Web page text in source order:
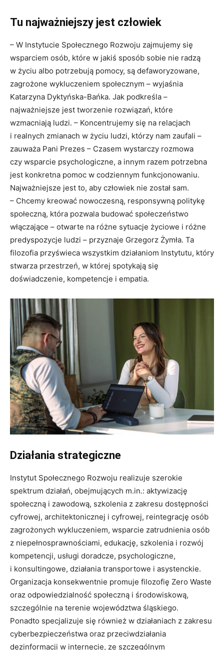
Tu najważniejszy jest człowiek
– W Instytucie Społecznego Rozwoju zajmujemy się
wsparciem osób, które w jakiś sposób sobie nie radzą
w życiu albo potrzebują pomocy, są defaworyzowane,
zagrożone wykluczeniem społecznym – wyjaśnia
Katarzyna Dyktyńska-Bańka. Jak podkreśla –
najważniejsze jest tworzenie rozwiązań, które
wzmacniają ludzi. – Koncentrujemy się na relacjach
i realnych zmianach w życiu ludzi, którzy nam zaufali –
zauważa Pani Prezes – Czasem wystarczy rozmowa
czy wsparcie psychologiczne, a innym razem potrzebna
jest konkretna pomoc w codziennym funkcjonowaniu.
Najważniejsze jest to, aby człowiek nie został sam.
– Chcemy kreować nowoczesną, responsywną politykę
społeczną, która pozwala budować społeczeństwo
włączające – otwarte na różne sytuacje życiowe i różne
predyspozycje ludzi – przyznaje Grzegorz Żymła. Ta
filozofia przyświeca wszystkim działaniom Instytutu, który
stwarza przestrzeń, w której spotykają się
doświadczenie, kompetencje i empatia.
Działania strategiczne
Instytut Społecznego Rozwoju realizuje szerokie
spektrum działań, obejmujących m.in.: aktywizację
społeczną i zawodową, szkolenia z zakresu dostępności
cyfrowej, architektonicznej i cyfrowej, reintegrację osób
zagrożonych wykluczeniem, wsparcie zatrudnienia osób
z niepełnosprawnościami, edukację, szkolenia i rozwój
kompetencji, usługi doradcze, psychologiczne,
i konsultingowe, działania transportowe i asystenckie.
Organizacja konsekwentnie promuje filozofię Zero Waste
oraz odpowiedzialność społeczną i środowiskową,
szczególnie na terenie województwa śląskiego.
Ponadto specjalizuje się również w działaniach z zakresu
cyberbezpieczeństwa oraz przeciwdziałania
dezinformacji w internecie, ze szczególnym